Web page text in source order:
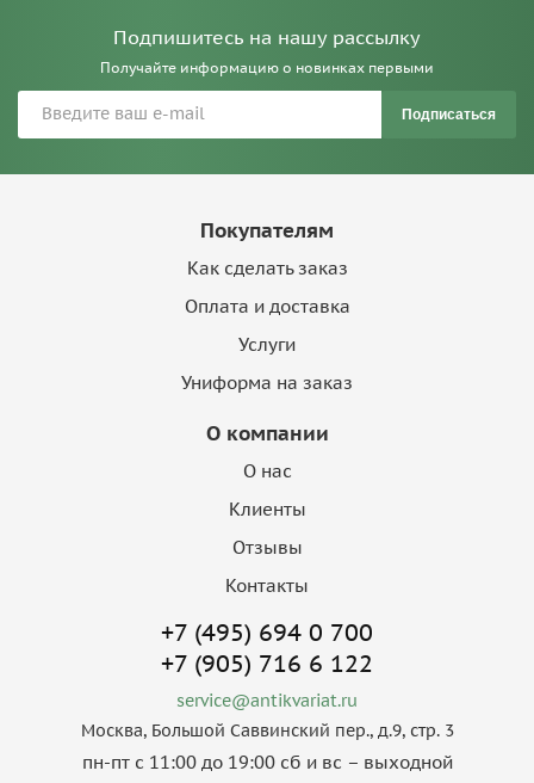
Подпишитесь на нашу рассылку
Получайте информацию о новинках первыми
Подписаться
Покупателям
Как сделать заказ
Оплата и доставка
Услуги
Униформа на заказ
О компании
О нас
Клиенты
Отзывы
Контакты
+7 (495) 694 0 700
+7 (905) 716 6 122
service@antikvariat.ru
Москва, Большой Саввинский пер., д.9, стр. 3
пн-пт с 11:00 до 19:00 сб и вс – выходной